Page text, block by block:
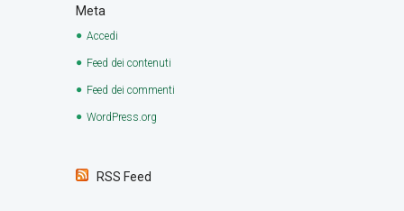
Meta
Accedi
Feed dei contenuti
Feed dei commenti
WordPress.org
RSS Feed